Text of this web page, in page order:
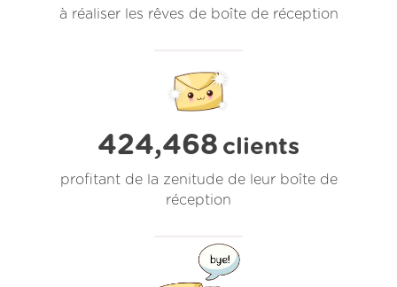
à réaliser les rêves de boîte de réception
424,468 clients
profitant de la zenitude de leur boîte de
réception